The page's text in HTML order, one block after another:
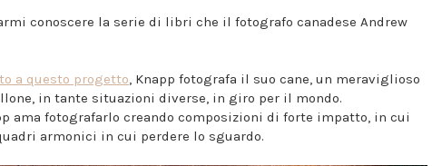
conoscere la serie di libri che il fotografo canadese Andrew
a questo progetto , Knapp fotografa il suo cane, un meraviglioso
in tante situazioni diverse, in giro per il mondo.
ama fotografarlo creando composizioni di forte impatto, in cui
armonici in cui perdere lo sguardo.